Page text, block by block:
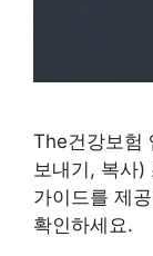
The건강보험
보내기, 복사
가이드를 제
확인하세요.